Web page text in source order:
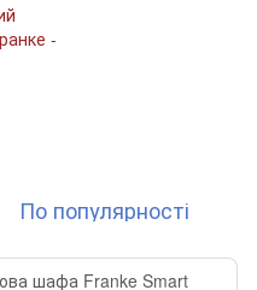
По популярності